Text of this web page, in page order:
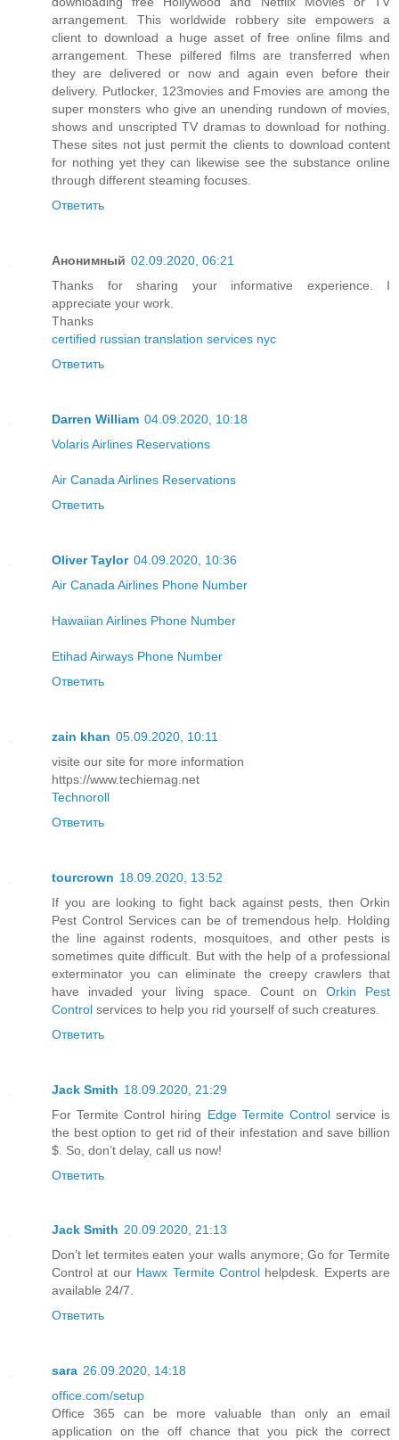
arrangement. This worldwide robbery site empowers a
client to download a huge asset of free online films and
arrangement. These pilfered films are transferred when
they are delivered or now and again even before their
delivery. Putlocker, 123movies and Fmovies are among the
super monsters who give an unending rundown of movies,
shows and unscripted TV dramas to download for nothing.
These sites not just permit the clients to download content
for nothing yet they can likewise see the substance online
through different steaming focuses.
Ответить
Анонимный 02.09.2020, 06:21
Thanks for sharing your informative experience. I
appreciate your work.
Thanks
certified russian translation services nyc
Ответить
Darren William 04.09.2020, 10:18
Volaris Airlines Reservations
Air Canada Airlines Reservations
Ответить
Oliver Taylor 04.09.2020, 10:36
Air Canada Airlines Phone Number
Hawaiian Airlines Phone Number
Etihad Airways Phone Number
Ответить
zain khan 05.09.2020, 10:11
visite our site for more information
https://www.techiemag.net
Technoroll
Ответить
tourcrown 18.09.2020, 13:52
If you are looking to fight back against pests, then Orkin
Pest Control Services can be of tremendous help. Holding
the line against rodents, mosquitoes, and other pests is
sometimes quite difficult. But with the help of a professional
exterminator you can eliminate the creepy crawlers that
have invaded your living space. Count on Orkin Pest
Control services to help you rid yourself of such creatures.
Ответить
Jack Smith 18.09.2020, 21:29
For Termite Control hiring Edge Termite Controlservice is
the best option to get rid of their infestation and save billion
$. So, don’t delay, call us now!
Ответить
Jack Smith 20.09.2020, 21:13
Don’t let termites eaten your walls anymore; Go for Termite
Control at our Hawx Termite Controlhelpdesk. Experts are
available 24/7.
Ответить
sara 26.09.2020, 14:18
office.com/setup
Office 365 can be more valuable than only an email
application on the off chance that you pick the correct